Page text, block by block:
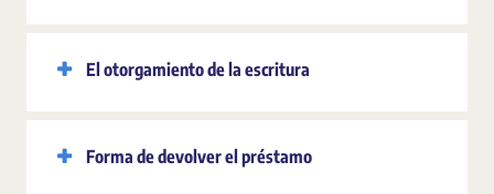
El otorgamiento de la escritura
Forma de devolver el préstamo